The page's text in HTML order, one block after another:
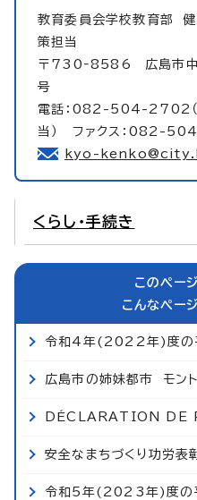
教育委員会学校教育部
策担当
〒730‐8586 広島市中
号
電話：082-504-2702（
当） ファクス：082-
kyo-
くらし・手続き
このペー
こんなペー
令和4年(2022年)度の
広島市の姉妹都市 モント
DÉCLARATION DE
安全なまちづくり功労表
令和5年(2023年)度の